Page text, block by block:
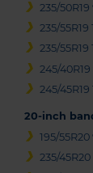
235/
235/55R19
235/
245/
245/
20-inch
195/
235/